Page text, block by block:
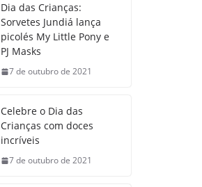
Dia das Crianças:
Sorvetes Jundiá lança
picolés My Little Pony e
PJ Masks
7 de outubro de 2021
Celebre o Dia das
Crianças com doces
incríveis
7 de outubro de 2021